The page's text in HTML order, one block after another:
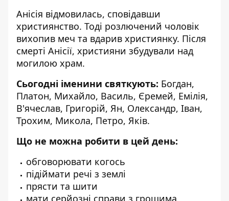
Анісія відмовилась, сповідавши
християнство. Тоді розлючений чоловік
вихопив меч та вдарив християнку. Після
смерті Анісії, християни збудували над
могилою храм.
Сьогодні іменини святкують: Богдан,
Платон, Михайло, Василь, Єремей, Емілія,
В'ячеслав, Григорій, Ян, Олександр, Іван,
Трохим, Микола, Петро, Яків.
Що не можна робити в цей день:
обговорювати когось
підіймати речі з землі
прясти та шити
мати серйозні справи з грошима